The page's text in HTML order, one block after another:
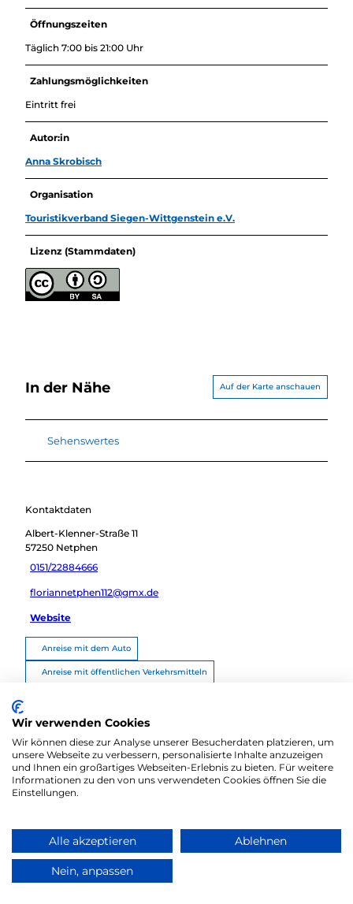
Öffnungszeiten
Täglich 7:00 bis 21:00 Uhr
Zahlungsmöglichkeiten
Eintritt frei
Autor:in
Anna Skrobisch
Organisation
Touristikverband Siegen-Wittgenstein e.V.
Lizenz (Stammdaten)
In der Nähe Auf der Karte anschauen
Sehenswertes
Kontaktdaten
Albert-Klenner-Straße 11
57250 Netphen
0151/22884666
floriannetphen112@gmx.de
Website
Anreise mit dem Auto
Anreise mit öffentlichen Verkehrsmitteln
Zum Partnerbereich
Impressum
Wir verwenden Cookies
Wir können diese zur Analyse unserer Besucherdaten platzieren, um
unsere Webseite zu verbessern, personalisierte Inhalte anzuzeigen
und Ihnen ein großartiges Webseiten-Erlebnis zu bieten. Für weitere
Informationen zu den von uns verwendeten Cookies öffnen Sie die
Einstellungen.
Alle akzeptieren Ablehnen
Nein, anpassen